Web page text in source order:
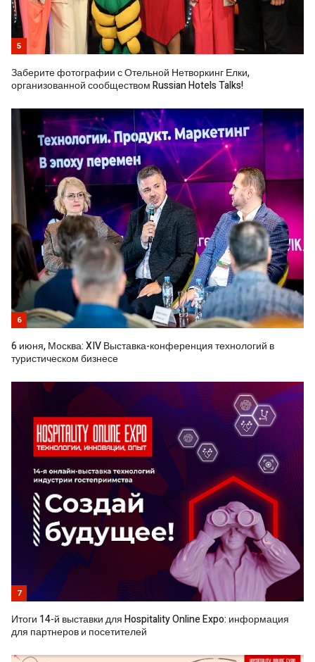
5
Заберите фотографии с Отельной Нетворкинг Елки,
организованной сообществом Russian Hotels Talks!
6
6 июня, Москва: XIV Выставка-конференция технологий в
туристическом бизнесе
7
Итоги 14-й выставки для Hospitality Online Expo: информация
для партнеров и посетителей